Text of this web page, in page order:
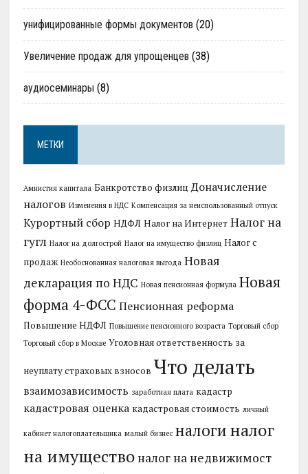
унифицированные формы документов (20)
Увеличение продаж для упрощенцев (38)
аудиосеминары (8)
МЕТКИ
Амнистия капитала Банкротство физлиц Доначисление
налогов Изменения в НДС Компенсация за неиспользованный отпуск
Курортный сбор НДФЛ Налог на Интернет Налог на
гугл Налог на долгострой Налог на имущество физлиц Налог с
продаж Необоснованная налоговая выгода Новая
декларация по НДС Новая пенсионная формула Новая
форма 4-ФСС Пенсионная реформа
Повышение НДФЛ Повышение пенсионного возраста Торговый сбор
Торговый сбор в Москве Уголовная ответственность за
неуплату страховых взносов Что делать
взаимозависимость заработная плата кадастр
кадастровая оценка кадастровая стоимость личный
кабинет налогоплательщика малый бизнес налоги налог
на имущество налог на недвижимост